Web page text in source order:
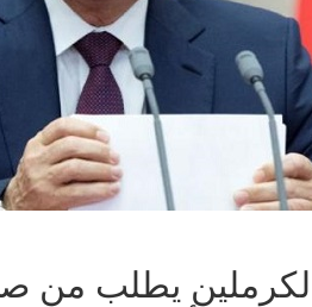
يطلب من